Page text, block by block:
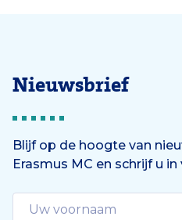
Nieuwsbrief
Blijf op de hoogte van
Erasmus MC en schrijf u